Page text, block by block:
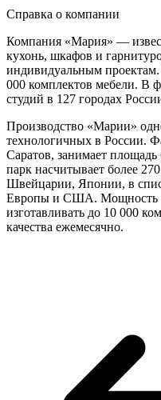
Справка о компании
Компания «Мария» —
кухонь, шкафов и
индивидуальным
000 комплектов мебели. В
студий в 127 городах
Производство «Марии»
технологичных в России.
Саратов, занимает
парк насчитывает более
Швейцарии, Японии, в
Европы и США. Мощность
изготавливать до 10 000
качества ежемесячно.